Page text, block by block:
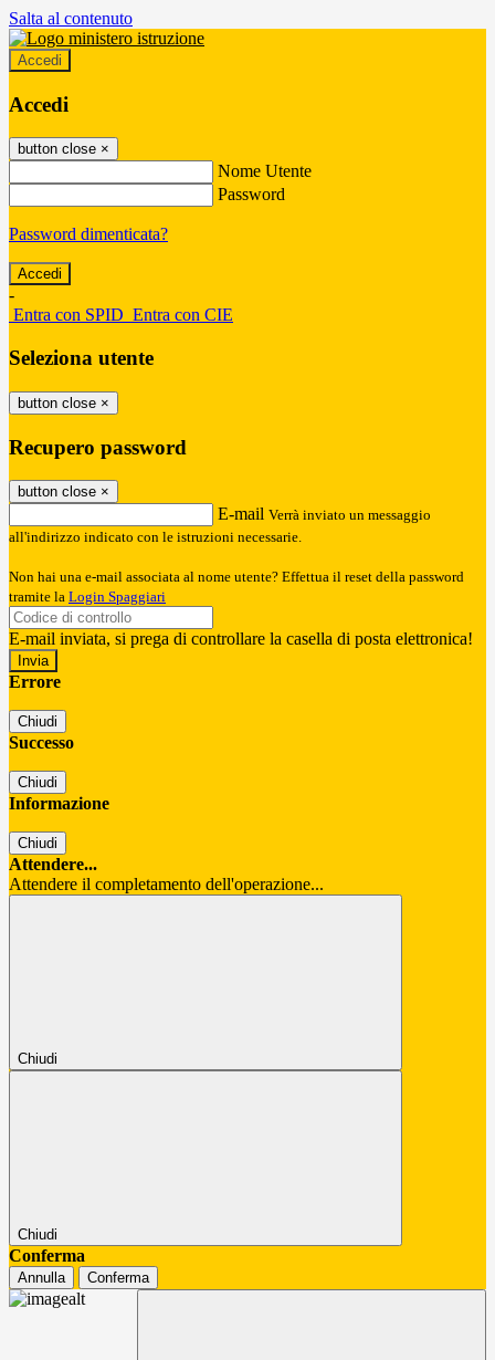
Salta al contenuto
Accedi
Accedi
button close ×
Nome Utente
Password
Password dimenticata?
-
Entra con SPID Entra con CIE
Seleziona utente
button close ×
Recupero password
button close ×
E-mail Verrà inviato un messaggio
all'indirizzo indicato con le istruzioni necessarie.
Non hai una e-mail associata al nome utente? Effettua il reset della password
tramite la Login Spaggiari
E-mail inviata, si prega di controllare la casella di posta elettronica!
Errore
Chiudi
Successo
Chiudi
Informazione
Chiudi
Attendere...
Attendere il completamento dell'operazione...
Chiudi
Chiudi
Conferma
Annulla Conferma